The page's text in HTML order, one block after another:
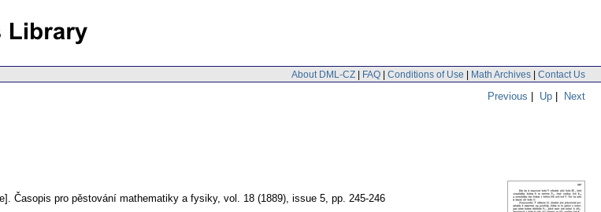
About DML-CZ | FAQ | Conditions of Use | Math Archives | Contact Us
Previous | Up | Next
Časopis pro pěstování mathematiky a fysiky, vol. 18 (1889), issue 5, pp. 245-246